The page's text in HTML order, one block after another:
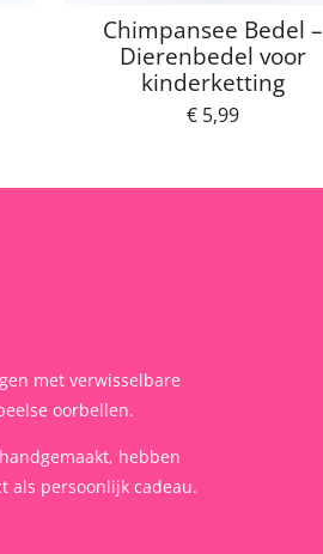
Chimpansee Bedel –
Dierenbedel voor
kinderketting
€ 5,99
met verwisselbare
oorbellen.
hebben
als persoonlijk cadeau.